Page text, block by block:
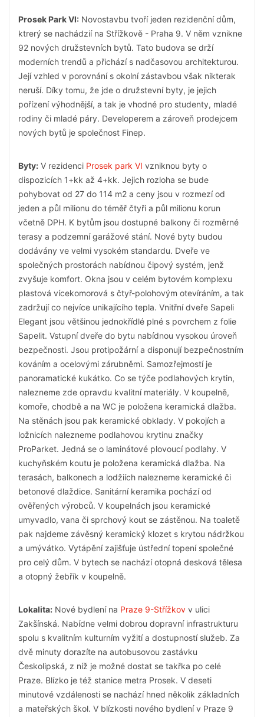
Prosek Park VI: Novostavbu tvoří jeden rezidenční dům,
ktrerý se nachádzií na Střížkově - Praha 9. V něm vznikne
92 nových družstevních bytů. Tato budova se drží
moderních trendů a přichází s nadčasovou architekturou.
Její vzhled v porovnání s okolní zástavbou však nikterak
neruší. Díky tomu, že jde o družstevní byty, je jejich
pořízení výhodnější, a tak je vhodné pro studenty, mladé
rodiny či mladé páry. Developerem a zároveň prodejcem
nových bytů je společnost Finep.
Byty: V rezidenci Prosek park VI vzniknou byty o
dispozicích 1+kk až 4+kk. Jejich rozloha se bude
pohybovat od 27 do 114 m2 a ceny jsou v rozmezí od
jeden a půl milionu do téměř čtyři a půl milionu korun
včetně DPH. K bytům jsou dostupné balkony či rozměrné
terasy a podzemní garážové stání. Nové byty budou
dodávány ve velmi vysokém standardu. Dveře ve
společných prostorách nabídnou čipový systém, jenž
zvyšuje komfort. Okna jsou v celém bytovém komplexu
plastová vícekomorová s čtyř-polohovým otevíráním, a tak
zadržují co nejvíce unikajícího tepla. Vnitřní dveře Sapeli
Elegant jsou většinou jednokřídlé plné s povrchem z folie
Sapelit. Vstupní dveře do bytu nabídnou vysokou úroveň
bezpečnosti. Jsou protipožární a disponují bezpečnostním
kováním a ocelovými zárubněmi. Samozřejmostí je
panoramatické kukátko. Co se týče podlahových krytin,
nalezneme zde opravdu kvalitní materiály. V koupelně,
komoře, chodbě a na WC je položena keramická dlažba.
Na stěnách jsou pak keramické obklady. V pokojích a
ložnicích nalezneme podlahovou krytinu značky
ProParket. Jedná se o laminátové plovoucí podlahy. V
kuchyňském koutu je položena keramická dlažba. Na
terasách, balkonech a lodžiích nalezneme keramické či
betonové dlaždice. Sanitární keramika pochází od
ověřených výrobců. V koupelnách jsou keramické
umyvadlo, vana či sprchový kout se zástěnou. Na toaletě
pak najdeme závěsný keramický klozet s krytou nádržkou
a umývátko. Vytápění zajišťuje ústřední topení společné
pro celý dům. V bytech se nachází otopná desková tělesa
a otopný žebřík v koupelně.
Lokalita: Nové bydlení na Praze 9-Střížkov v ulici
Zakšínská. Nabídne velmi dobrou dopravní infrastrukturu
spolu s kvalitním kulturním vyžití a dostupností služeb. Za
dvě minuty dorazíte na autobusovou zastávku
Českolipská, z níž je možné dostat se takřka po celé
Praze. Blízko je též stanice metra Prosek. V deseti
minutové vzdálenosti se nachází hned několik základních
a mateřských škol. V blízkosti nového bydlení v Praze 9